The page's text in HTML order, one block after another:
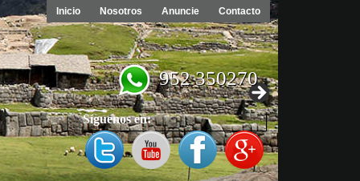
Inicio Nosotros Anuncie Contacto
952 350270
Síguenos en: